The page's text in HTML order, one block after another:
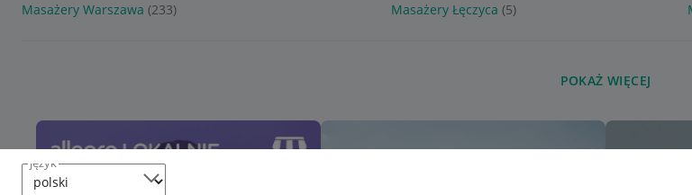
język
Masażery Warszawa (233) Masażery Łęczyca (5)
POKAŻ WIĘCEJ